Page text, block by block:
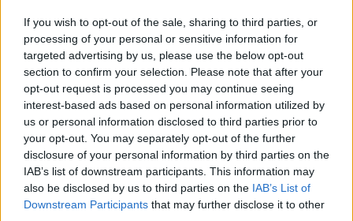
If you wish to opt-out of the sale, sharing to third parties, or
processing of your personal or sensitive information for
targeted advertising by us, please use the below opt-out
section to confirm your selection. Please note that after your
opt-out request is processed you may continue seeing
interest-based ads based on personal information utilized by
us or personal information disclosed to third parties prior to
your opt-out. You may separately opt-out of the further
disclosure of your personal information by third parties on the
IAB’s list of downstream participants. This information may
also be disclosed by us to third parties on the IAB’s List of
Downstream Participants that may further disclose it to other
παρουσίαση θέσεων του κινήματος», δήλωσε
χαρακτηριστικά.
Όσο για όσα δήλωσε ο Νίκος Ανδρουλάκης
για την αποχώρησή του, ο ίδιος αναφέρθηκε
και σε παλαιότερες στιγμές της πολιτικής
του πορείας, επισημαίνοντας ότι το1997
παραιτήθηκε οικειοθελώς από υπουργός, επί
πρωθυπουργίας Κώστα Σημίτη,
καταγγέλλοντας ζητήματα διαφάνειας.